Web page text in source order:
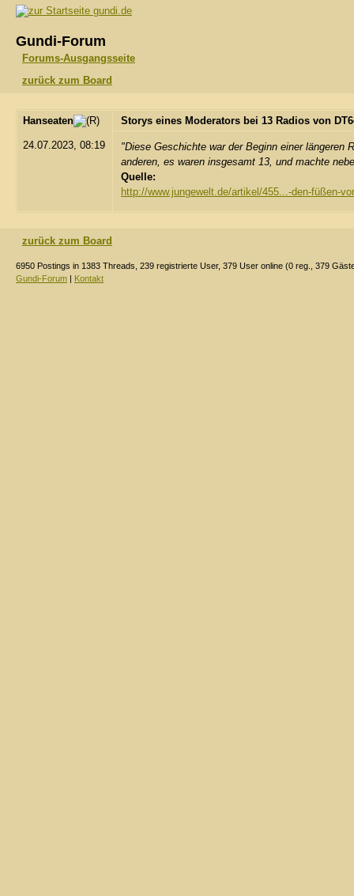
gundi.de
Gundi-Forum
Forums-Ausgangsseite
zurück zum Board
Hanseaten
24.07.2023, 08:19
Storys eines Moderators bei 13 Radios von
"Diese Geschichte war der Beginn einer längeren
anderen, es waren insgesamt 13, und machte
Quelle:
http://www.jungewelt.de/artikel/455...-den-füßen-
zurück zum Board
6950 Postings in 1383 Threads, 239 registrierte User, 379 User online (0 reg., 379
Gundi-Forum | Kontakt